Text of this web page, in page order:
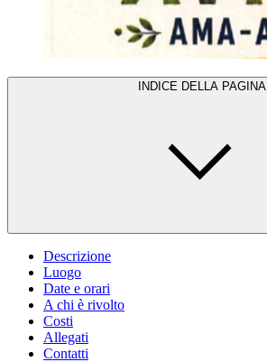
INDICE DELLA PAGINA
Descrizione
Luogo
Date e orari
A chi è rivolto
Costi
Allegati
Contatti